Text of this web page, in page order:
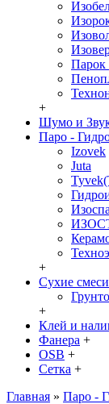
Парок
+
Шумо и
Паро -
Izovek
Juta
+
Сухие
+
Клей и
Фанера +
OSB +
Сетка +
Главная » Паро -